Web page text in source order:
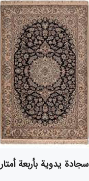
سجادة يدوية بأربعة أمتار